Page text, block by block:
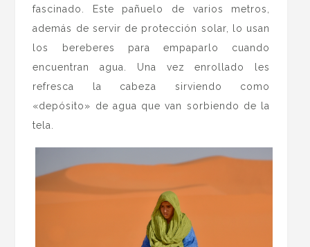
fascinado. Este pañuelo de varios metros,
además de servir de protección solar, lo usan
los bereberes para empaparlo cuando
encuentran agua. Una vez enrollado les
refresca la cabeza sirviendo como
«depósito» de agua que van sorbiendo de la
tela.